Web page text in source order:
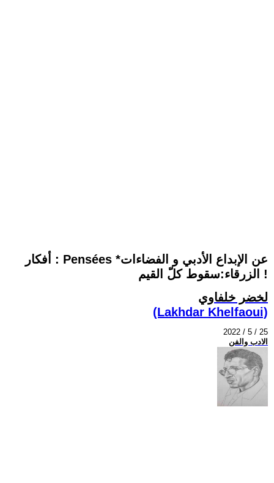
أفكار : Pensées *عن الإبداع الأدبي و الفضاءات
الزرقاء:سقوط كلّ القيم !
لخضر خلفاوي
(Lakhdar Khelfaoui)
2022 / 5 / 25
الادب والفن